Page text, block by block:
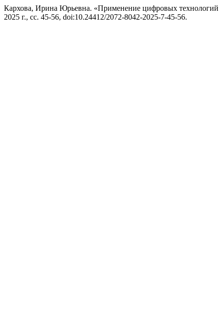
Кархова, Ирина Юрьевна. «Применение цифровых технологий
2025 г., сс. 45-56, doi:10.24412/2072-8042-2025-7-45-56.